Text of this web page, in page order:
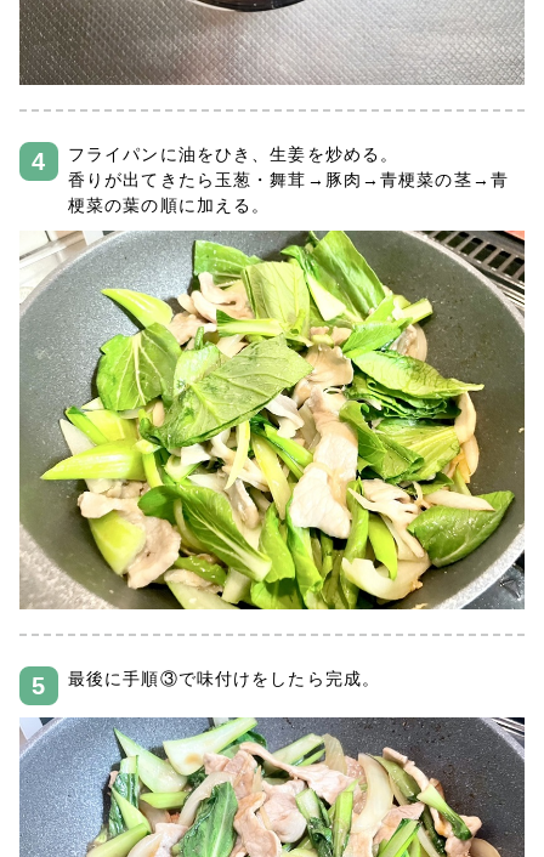
フライパンに油をひき、生姜を炒める。
香りが出てきたら玉葱・舞茸→豚肉→青梗菜の茎→青
梗菜の葉の順に加える。
最後に手順③で味付けをしたら完成。